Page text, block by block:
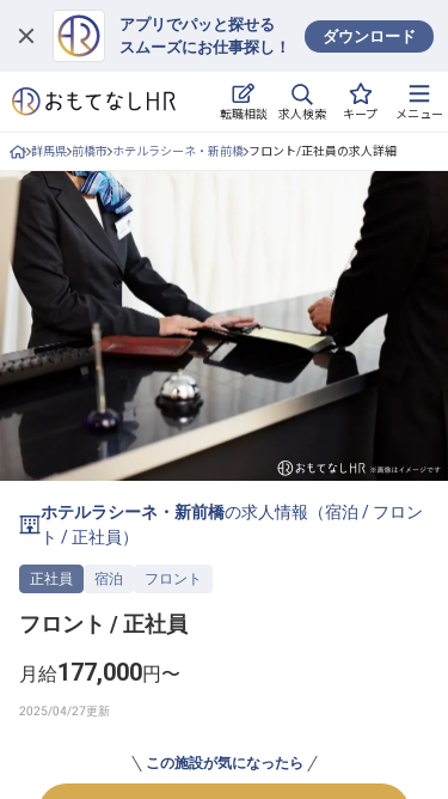
アプリでパッと探せる
スムーズにお仕事探し！
ダウンロード
転職相談 求人検索 キープ メニュー
ログイン
求人・施設を探す
キープした求人
就職・転職 合同説明会
おもてなしHRについて
ご利用の流れ
よくある質問
ホテル・宿泊業界情報コラム
無料 転職サポートに申し込む
採用をお考えの企業様へ
群馬県 前橋市 ホテルラシーネ・新前橋 フロント/正社員の求人詳細
ホテルラシーネ・新前橋の求人情報（宿泊 / フロン
ト /正社員 ）
正社員 宿泊 フロント
フロント / 正社員
月給177,000円〜
この施設が気になったら